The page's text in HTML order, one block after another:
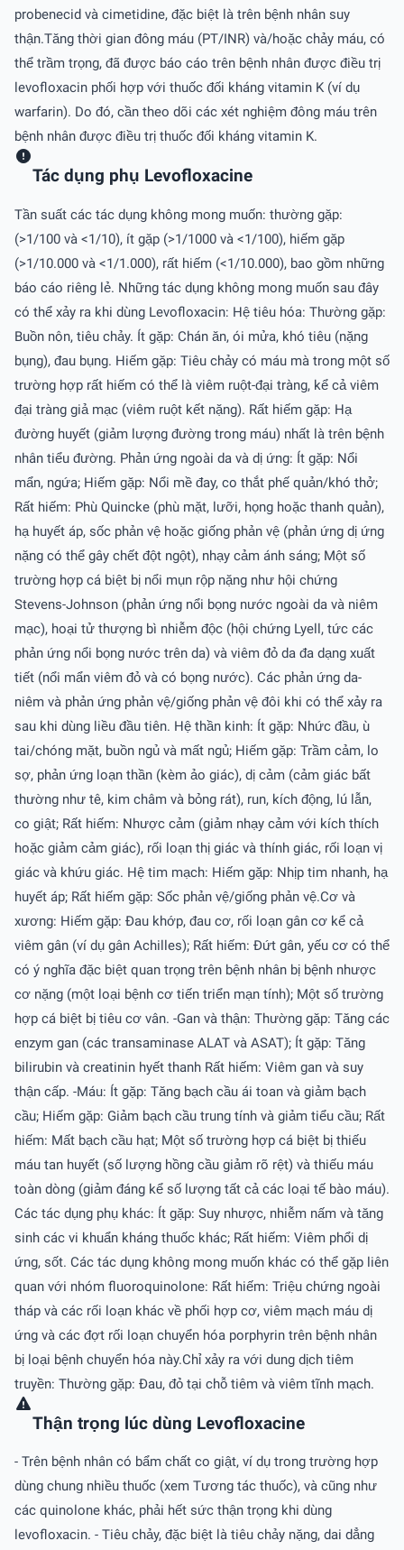
probenecid và cimetidine, đặc biệt là trên bệnh nhân suy
thận.Tăng thời gian đông máu (PT/INR) và/hoặc chảy máu, có
thể trầm trọng, đã được báo cáo trên bệnh nhân được điều trị
levofloxacin phối hợp với thuốc đối kháng vitamin K (ví dụ
warfarin). Do đó, cần theo dõi các xét nghiệm đông máu trên
bệnh nhân được điều trị thuốc đối kháng vitamin K.
Tác dụng phụ Levofloxacine
Tần suất các tác dụng không mong muốn: thường gặp:
(>1/100 và <1/10), ít gặp (>1/1000 và <1/100), hiếm gặp
(>1/10.000 và <1/1.000), rất hiếm (<1/10.000), bao gồm những
báo cáo riêng lẻ. Những tác dụng không mong muốn sau đây
có thể xảy ra khi dùng Levofloxacin: Hệ tiêu hóa: Thường gặp:
Buồn nôn, tiêu chảy. Ít gặp: Chán ăn, ói mửa, khó tiêu (nặng
bụng), đau bụng. Hiếm gặp: Tiêu chảy có máu mà trong một số
trường hợp rất hiếm có thể là viêm ruột-đại tràng, kể cả viêm
đại tràng giả mạc (viêm ruột kết nặng). Rất hiếm gặp: Hạ
đường huyết (giảm lượng đường trong máu) nhất là trên bệnh
nhân tiểu đường. Phản ứng ngoài da và dị ứng: Ít gặp: Nổi
mẩn, ngứa; Hiếm gặp: Nổi mề đay, co thắt phế quản/khó thở;
Rất hiếm: Phù Quincke (phù mặt, lưỡi, họng hoặc thanh quản),
hạ huyết áp, sốc phản vệ hoặc giống phản vệ (phản ứng dị ứng
nặng có thể gây chết đột ngột), nhạy cảm ánh sáng; Một số
trường hợp cá biệt bị nổi mụn rộp nặng như hội chứng
Stevens-Johnson (phản ứng nổi bọng nước ngoài da và niêm
mạc), hoại tử thượng bì nhiễm độc (hội chứng Lyell, tức các
phản ứng nổi bọng nước trên da) và viêm đỏ da đa dạng xuất
tiết (nổi mẩn viêm đỏ và có bọng nước). Các phản ứng da-
niêm và phản ứng phản vệ/giống phản vệ đôi khi có thể xảy ra
sau khi dùng liều đầu tiên. Hệ thần kinh: Ít gặp: Nhức đầu, ù
tai/chóng mặt, buồn ngủ và mất ngủ; Hiếm gặp: Trầm cảm, lo
sợ, phản ứng loạn thần (kèm ảo giác), dị cảm (cảm giác bất
thường như tê, kim châm và bỏng rát), run, kích động, lú lẫn,
co giật; Rất hiếm: Nhược cảm (giảm nhạy cảm với kích thích
hoặc giảm cảm giác), rối loạn thị giác và thính giác, rối loạn vị
giác và khứu giác. Hệ tim mạch: Hiếm gặp: Nhịp tim nhanh, hạ
huyết áp; Rất hiếm gặp: Sốc phản vệ/giống phản vệ.Cơ và
xương: Hiếm gặp: Ðau khớp, đau cơ, rối loạn gân cơ kể cả
viêm gân (ví dụ gân Achilles); Rất hiếm: Ðứt gân, yếu cơ có thể
có ý nghĩa đặc biệt quan trọng trên bệnh nhân bị bệnh nhược
cơ nặng (một loại bệnh cơ tiến triển mạn tính); Một số trường
hợp cá biệt bị tiêu cơ vân. -Gan và thận: Thường gặp: Tăng các
enzym gan (các transaminase ALAT và ASAT); Ít gặp: Tăng
bilirubin và creatinin hyết thanh Rất hiếm: Viêm gan và suy
thận cấp. -Máu: Ít gặp: Tăng bạch cầu ái toan và giảm bạch
cầu; Hiếm gặp: Giảm bạch cầu trung tính và giảm tiểu cầu; Rất
hiếm: Mất bạch cầu hạt; Một số trường hợp cá biệt bị thiếu
máu tan huyết (số lượng hồng cầu giảm rõ rệt) và thiếu máu
toàn dòng (giảm đáng kể số lượng tất cả các loại tế bào máu).
Các tác dụng phụ khác: Ít gặp: Suy nhược, nhiễm nấm và tăng
sinh các vi khuẩn kháng thuốc khác; Rất hiếm: Viêm phổi dị
ứng, sốt. Các tác dụng không mong muốn khác có thể gặp liên
quan với nhóm fluoroquinolone: Rất hiếm: Triệu chứng ngoài
tháp và các rối loạn khác về phối hợp cơ, viêm mạch máu dị
ứng và các đợt rối loạn chuyển hóa porphyrin trên bệnh nhân
bị loại bệnh chuyển hóa này.Chỉ xảy ra với dung dịch tiêm
truyền: Thường gặp: Ðau, đỏ tại chỗ tiêm và viêm tĩnh mạch.
Thận trọng lúc dùng Levofloxacine
- Trên bệnh nhân có bẩm chất co giật, ví dụ trong trường hợp
dùng chung nhiều thuốc (xem Tương tác thuốc), và cũng như
các quinolone khác, phải hết sức thận trọng khi dùng
levofloxacin. - Tiêu chảy, đặc biệt là tiêu chảy nặng, dai dẳng